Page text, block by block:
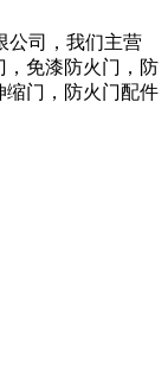
公司，我们主营
，免漆防火门，防
缩门，防火门配件